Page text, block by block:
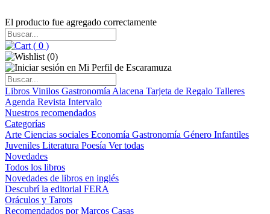
El producto fue agregado correctamente
( 0 )
(0)
Libros Vinilos Gastronomía Alacena Tarjeta de Regalo Talleres
Agenda Revista Intervalo
Nuestros recomendados
Categorías
Arte Ciencias sociales Economía Gastronomía Género Infantiles
Juveniles Literatura Poesía Ver todas
Novedades
Todos los libros
Novedades de libros en inglés
Descubrí la editorial FERA
Oráculos y Tarots
Recomendados por Marcos Casas